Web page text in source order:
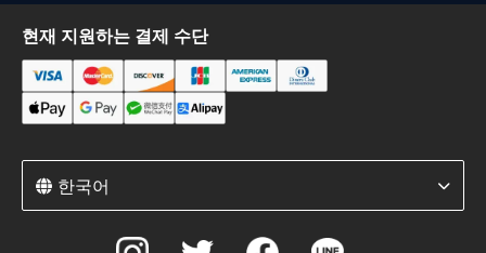
현재 지원하는 결제 수단
한국어